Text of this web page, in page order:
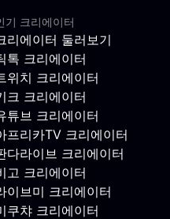
기 크리에이터
리에이터 둘러보기
톡 크리에이터
위치 크리에이터
크 크리에이터
튜브 크리에이터
프리카TV 크리에이터
다라이브 크리에이터
고 크리에이터
이브미 크리에이터
쿠챠 크리에이터